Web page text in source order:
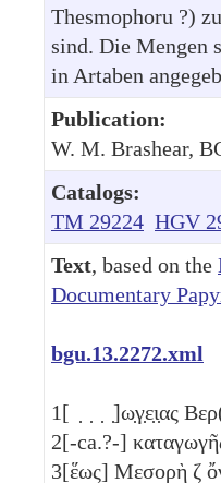
Thesmophoru ?)
sind. Die Mengen
in Artaben
Publication:
W. M. Brashear,
Catalogs:
TM 29224 HGV
Text, based on the
Documentary
bgu.13.2272.xml
1[ ̣ ̣ ̣ ̣]ω̣γ̣ε̣ι̣ας
2[-ca.?-]
3[ἕως] Μεσορὴ ζ